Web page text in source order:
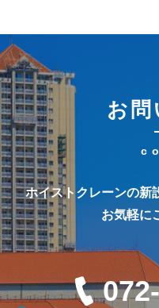
お問
ホイストクレーンの新
お気軽に